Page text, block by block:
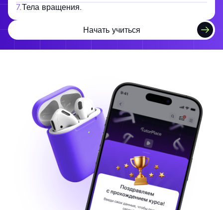
7.Тела вращения.
Начать учиться